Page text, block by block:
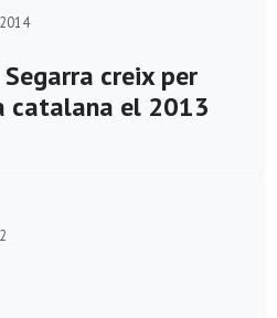
Segarra creix per
catalana el 2013